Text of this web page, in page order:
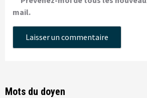
mail.
Mots du doyen